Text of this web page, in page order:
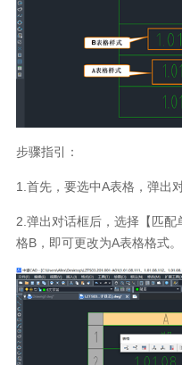
步骤指引：
1.首先，要选中A表格，弹出对
2.弹出对话框后，选择【匹
格B，即可更改为A表格格式。